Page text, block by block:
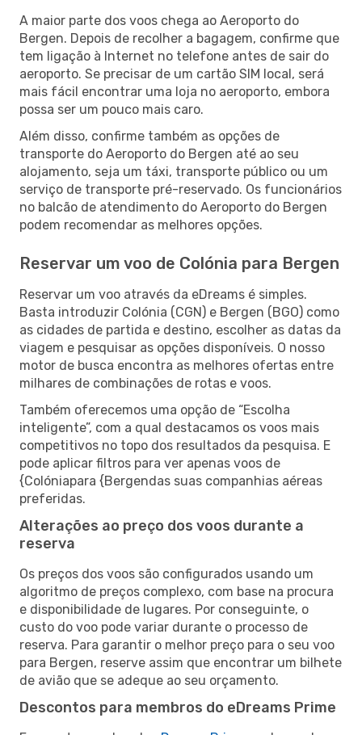
A maior parte dos voos chega ao Aeroporto do
Bergen. Depois de recolher a bagagem, confirme que
tem ligação à Internet no telefone antes de sair do
aeroporto. Se precisar de um cartão SIM local, será
mais fácil encontrar uma loja no aeroporto, embora
possa ser um pouco mais caro.
Além disso, confirme também as opções de
transporte do Aeroporto do Bergen até ao seu
alojamento, seja um táxi, transporte público ou um
serviço de transporte pré-reservado. Os funcionários
no balcão de atendimento do Aeroporto do Bergen
podem recomendar as melhores opções.
Reservar um voo de Colónia para Bergen
Reservar um voo através da eDreams é simples.
Basta introduzir Colónia (CGN) e Bergen (BGO) como
as cidades de partida e destino, escolher as datas da
viagem e pesquisar as opções disponíveis. O nosso
motor de busca encontra as melhores ofertas entre
milhares de combinações de rotas e voos.
Também oferecemos uma opção de “Escolha
inteligente”, com a qual destacamos os voos mais
competitivos no topo dos resultados da pesquisa. E
pode aplicar filtros para ver apenas voos de
{Colóniapara {Bergendas suas companhias aéreas
preferidas.
Alterações ao preço dos voos durante a
reserva
Os preços dos voos são configurados usando um
algoritmo de preços complexo, com base na procura
e disponibilidade de lugares. Por conseguinte, o
custo do voo pode variar durante o processo de
reserva. Para garantir o melhor preço para o seu voo
para Bergen, reserve assim que encontrar um bilhete
de avião que se adeque ao seu orçamento.
Descontos para membros do eDreams Prime